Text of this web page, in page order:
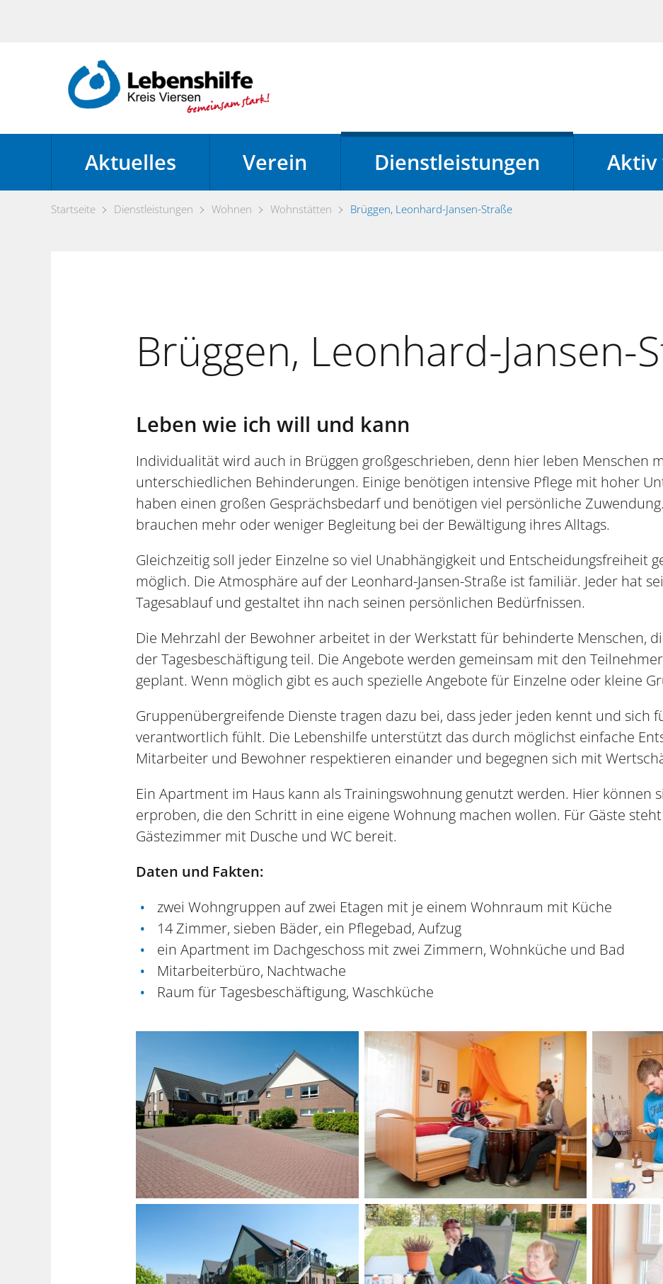
Aktuelles Verein Dienstleistungen Aktiv
Startseite Dienstleistungen Wohnen Wohnstätten Brüggen, Leonhard-Jansen-Straße
Brüggen, Leonhard-Jansen-
Leben wie ich will und kann
Individualität wird auch in Brüggen großgeschrieben, denn hier leben Menschen
unterschiedlichen Behinderungen. Einige benötigen intensive Pflege mit hoher
haben einen großen Gesprächsbedarf und benötigen viel persönliche
brauchen mehr oder weniger Begleitung bei der Bewältigung ihres Alltags.
Gleichzeitig soll jeder Einzelne so viel Unabhängigkeit und Entscheidungsfreiheit
möglich. Die Atmosphäre auf der Leonhard-Jansen-Straße ist familiär. Jeder hat
Tagesablauf und gestaltet ihn nach seinen persönlichen Bedürfnissen.
Die Mehrzahl der Bewohner arbeitet in der Werkstatt für behinderte Menschen,
der Tagesbeschäftigung teil. Die Angebote werden gemeinsam mit den
geplant. Wenn möglich gibt es auch spezielle Angebote für Einzelne oder kleine
Gruppenübergreifende Dienste tragen dazu bei, dass jeder jeden kennt und sich
verantwortlich fühlt. Die Lebenshilfe unterstützt das durch möglichst einfache
Mitarbeiter und Bewohner respektieren einander und begegnen sich mit
Ein Apartment im Haus kann als Trainingswohnung genutzt werden. Hier können
erproben, die den Schritt in eine eigene Wohnung machen wollen. Für Gäste
Gästezimmer mit Dusche und WC bereit.
Daten und Fakten:
zwei Wohngruppen auf zwei Etagen mit je einem Wohnraum mit Küche
14 Zimmer, sieben Bäder, ein Pflegebad, Aufzug
ein Apartment im Dachgeschoss mit zwei Zimmern, Wohnküche und Bad
Mitarbeiterbüro, Nachtwache
Raum für Tagesbeschäftigung, Waschküche